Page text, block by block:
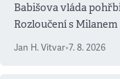
Babišova vláda
Rozloučení s
salvy i kritika
Jan H. Vitvar•7. 8. 2026